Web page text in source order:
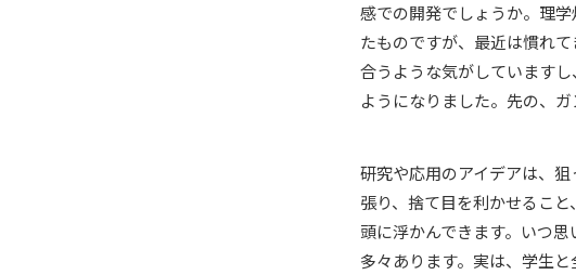
感での開発でしょうか。理
たものですが、最近は慣れ
合うような気がしています
ようになりました。先の、
研究や応用のアイデアは、
張り、捨て目を利かせるこ
頭に浮かんできます。いつ
多々あります。実は、学生